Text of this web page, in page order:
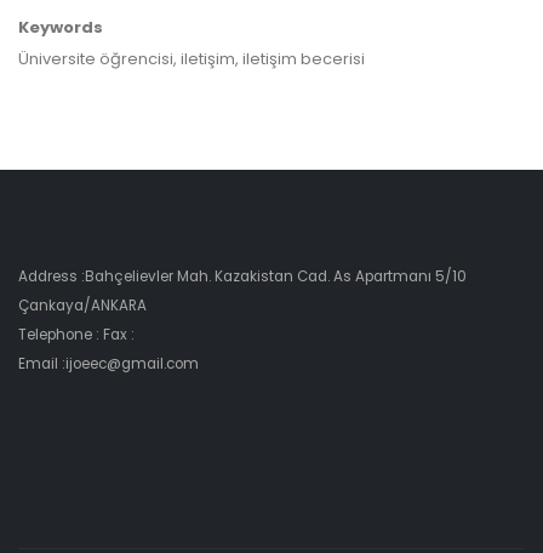
Keywords
Üniversite öğrencisi, iletişim, iletişim becerisi
Address :Bahçelievler Mah. Kazakistan Cad. As Apartmanı 5/10
Çankaya/ANKARA
Telephone : Fax :
Email :ijoeec@gmail.com